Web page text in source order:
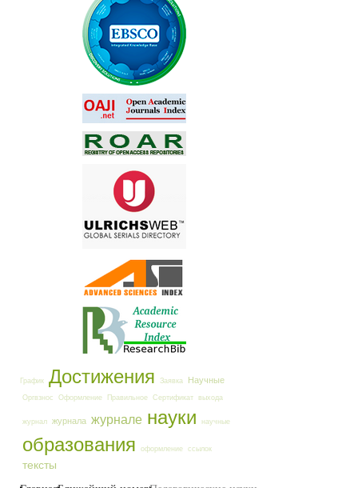
График Достижения Заявка Научные
Оргвзнос Оформление Правильное Сертификат выхода
журнал журнала журнале науки научные
образования оформление ссылок
тексты